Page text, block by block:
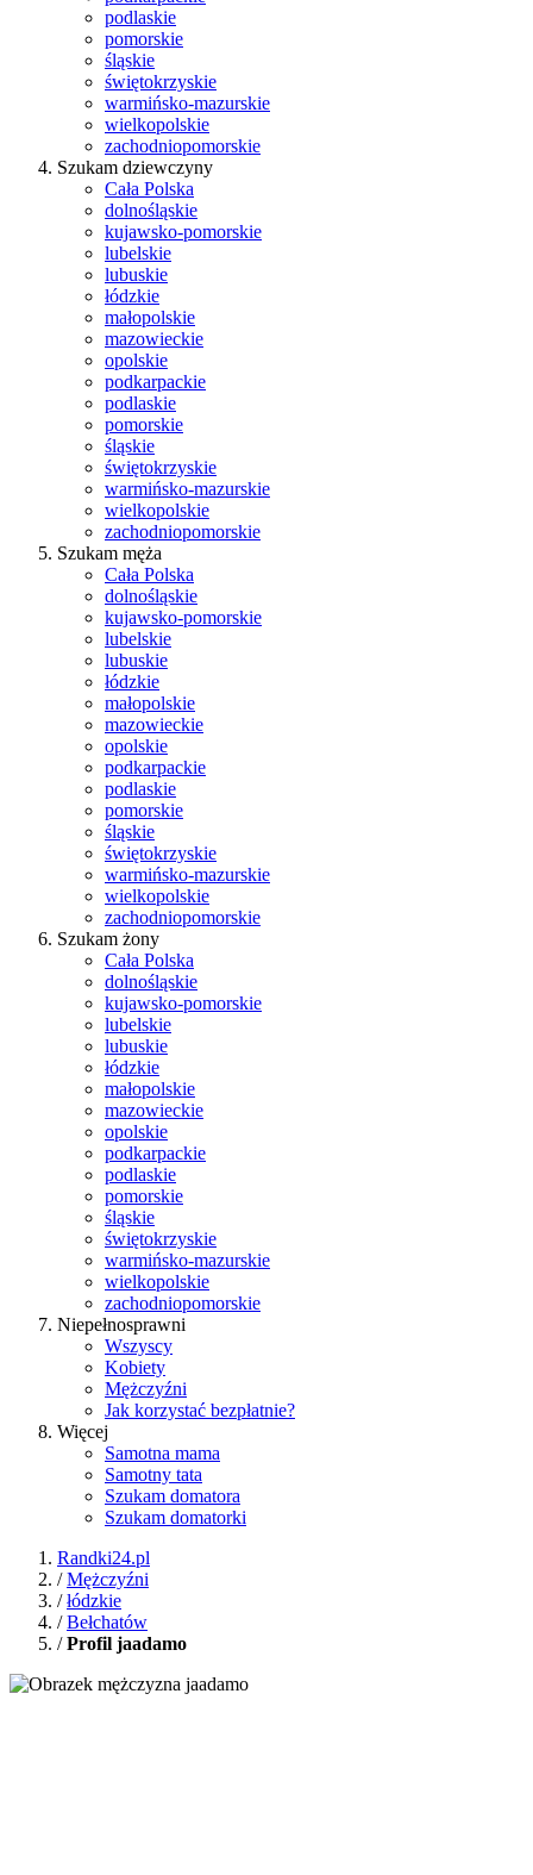
podlaskie
pomorskie
śląskie
świętokrzyskie
warmińsko-mazurskie
wielkopolskie
zachodniopomorskie
Szukam dziewczyny
Cała Polska
dolnośląskie
kujawsko-pomorskie
lubelskie
lubuskie
łódzkie
małopolskie
mazowieckie
opolskie
podkarpackie
podlaskie
pomorskie
śląskie
świętokrzyskie
warmińsko-mazurskie
wielkopolskie
zachodniopomorskie
Szukam męża
Cała Polska
dolnośląskie
kujawsko-pomorskie
lubelskie
lubuskie
łódzkie
małopolskie
mazowieckie
opolskie
podkarpackie
podlaskie
pomorskie
śląskie
świętokrzyskie
warmińsko-mazurskie
wielkopolskie
zachodniopomorskie
Szukam żony
Cała Polska
dolnośląskie
kujawsko-pomorskie
lubelskie
lubuskie
łódzkie
małopolskie
mazowieckie
opolskie
podkarpackie
podlaskie
pomorskie
śląskie
świętokrzyskie
warmińsko-mazurskie
wielkopolskie
zachodniopomorskie
Niepełnosprawni
Wszyscy
Kobiety
Mężczyźni
Jak korzystać bezpłatnie?
Więcej
Samotna mama
Samotny tata
Szukam domatora
Szukam domatorki
Randki24.pl
/Mężczyźni
/łódzkie
/Bełchatów
/Profil jaadamo